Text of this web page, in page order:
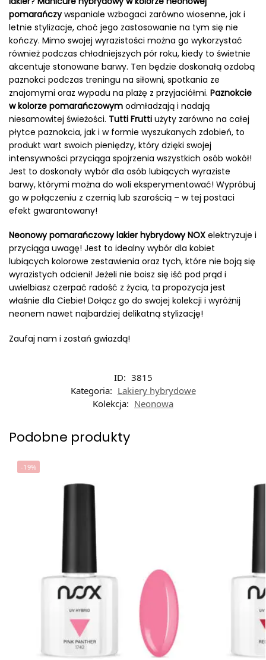
pomarańczywspaniale wzbogaci zarówno wiosenne, jak i
letnie stylizacje, choć jego zastosowanie na tym się nie
kończy. Mimo swojej wyrazistości można go wykorzystać
również podczas chłodniejszych pór roku, kiedy to świetnie
akcentuje stonowane barwy. Ten będzie doskonałą ozdobą
paznokci podczas treningu na siłowni, spotkania ze
znajomymi oraz wypadu na plażę z przyjaciółmi. Paznokcie
w kolorze pomarańczowym odmładzają i nadają
niesamowitej świeżości. Tutti Frutti użyty zarówno na całej
płytce paznokcia, jak i w formie wyszukanych zdobień, to
produkt wart swoich pieniędzy, który dzięki swojej
intensywności przyciąga spojrzenia wszystkich osób wokół!
Jest to doskonały wybór dla osób lubiących wyraziste
barwy, którymi można do woli eksperymentować! Wypróbuj
go w połączeniu z czernią lub szarością – w tej postaci
efekt gwarantowany!
Neonowy pomarańczowy lakier hybrydowy NOX elektryzuje i
przyciąga uwagę! Jest to idealny wybór dla kobiet
lubiących kolorowe zestawienia oraz tych, które nie boją się
wyrazistych odcieni! Jeżeli nie boisz się iść pod prąd i
uwielbiasz czerpać radość z życia, ta propozycja jest
właśnie dla Ciebie! Dołącz go do swojej kolekcji i wyróżnij
neonem nawet najbardziej delikatną stylizację!
Zaufaj nam i zostań gwiazdą!
ID: 3815
Kategoria: Lakiery hybrydowe
Kolekcja: Neonowa
Podobne produkty
-19%